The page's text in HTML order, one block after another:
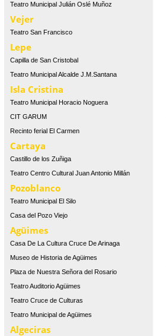
Teatro Municipal Julián Oslé Muñoz
Vejer
Teatro San Francisco
Lepe
Capilla de San Cristobal
Teatro Municipal Alcalde J.M.Santana
Isla Cristina
Teatro Municipal Horacio Noguera
CIT GARUM
Recinto ferial El Carmen
Cartaya
Castillo de los Zuñiga
Teatro Centro Cultural Juan Antonio Millán
Pozoblanco
Teatro Municipal El Silo
Casa del Pozo Viejo
Agüimes
Casa De La Cultura Cruce De Arinaga
Museo de Historia de Agüimes
Plaza de Nuestra Señora del Rosario
Teatro Auditorio Agüimes
Teatro Cruce de Culturas
Teatro Municipal de Agüimes
Algeciras